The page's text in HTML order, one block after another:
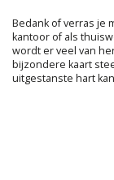
Bedank of verras je
kantoor of als
wordt er veel van
bijzondere kaart
uitgestanste hart